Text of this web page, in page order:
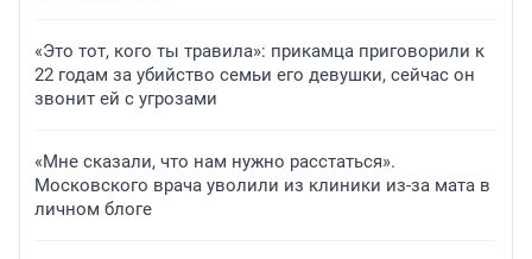
«Это тот, кого ты травила»: прикамца приговорили к
22 годам за убийство семьи его девушки, сейчас он
звонит ей с угрозами
«Мне сказали, что нам нужно расстаться».
Московского врача уволили из клиники из-за мата в
личном блоге